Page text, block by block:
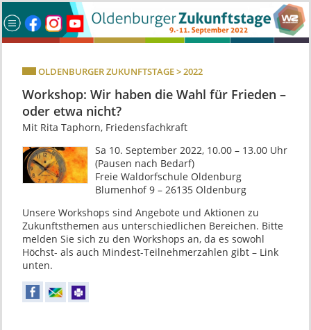
OLDENBURGER ZUKUNFTSTAGE > 2022
Workshop: Wir haben die Wahl für Frieden –
oder etwa nicht?
Mit Rita Taphorn, Friedensfachkraft
Sa 10. September 2022, 10.00 – 13.00 Uhr
(Pausen nach Bedarf)
Freie Waldorfschule Oldenburg
Blumenhof 9 – 26135 Oldenburg
Unsere Workshops sind Angebote und Aktionen zu
Zukunftsthemen aus unterschiedlichen Bereichen. Bitte
melden Sie sich zu den Workshops an, da es sowohl
Höchst- als auch Mindest-Teilnehmerzahlen gibt – Link
unten.